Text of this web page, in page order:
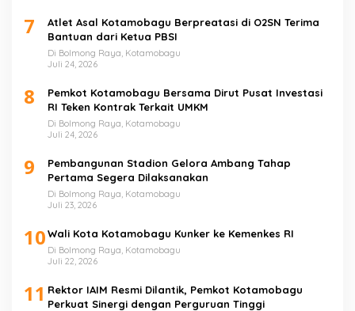
7
Atlet Asal Kotamobagu Berpreatasi di O2SN Terima
Bantuan dari Ketua PBSI
Di Bolmong Raya, Kotamobagu
Juli 24, 2026
8
Pemkot Kotamobagu Bersama Dirut Pusat Investasi
RI Teken Kontrak Terkait UMKM
Di Bolmong Raya, Kotamobagu
Juli 24, 2026
9
Pembangunan Stadion Gelora Ambang Tahap
Pertama Segera Dilaksanakan
Di Bolmong Raya, Kotamobagu
Juli 23, 2026
10Wali Kota Kotamobagu Kunker ke Kemenkes RI
Di Bolmong Raya, Kotamobagu
Juli 22, 2026
11 Rektor IAIM Resmi Dilantik, Pemkot Kotamobagu
Perkuat Sinergi dengan Perguruan Tinggi